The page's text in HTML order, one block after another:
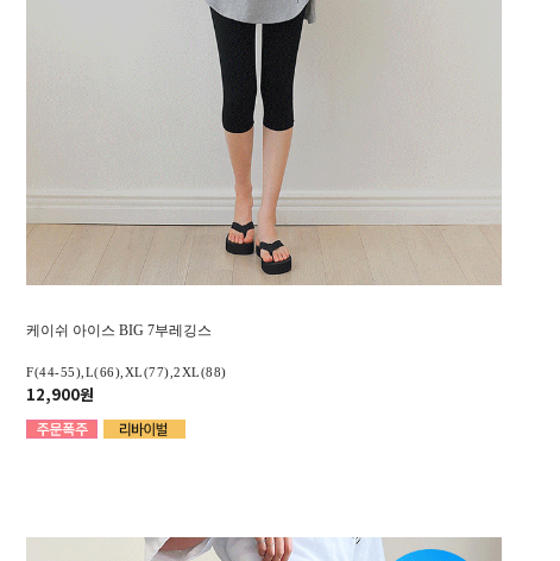
케이쉬 아이스 BIG 7부레깅스
F(44-55),L(66),XL(77),2XL(88)
12,900원